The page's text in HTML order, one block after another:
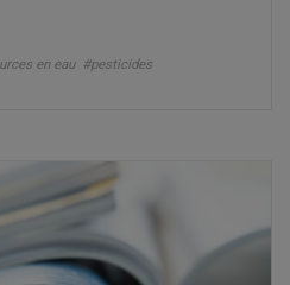
en eau #pesticides